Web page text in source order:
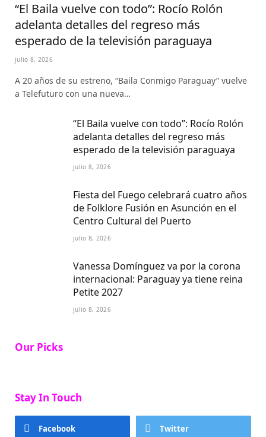
“El Baila vuelve con todo”: Rocío Rolón
adelanta detalles del regreso más
esperado de la televisión paraguaya
julio 8, 2026
A 20 años de su estreno, “Baila Conmigo Paraguay” vuelve
a Telefuturo con una nueva…
“El Baila vuelve con todo”: Rocío Rolón
adelanta detalles del regreso más
esperado de la televisión paraguaya
julio 8, 2026
Fiesta del Fuego celebrará cuatro años
de Folklore Fusión en Asunción en el
Centro Cultural del Puerto
julio 8, 2026
Vanessa Domínguez va por la corona
internacional: Paraguay ya tiene reina
Petite 2027
julio 8, 2026
Our Picks
Stay In Touch
Facebook Twitter